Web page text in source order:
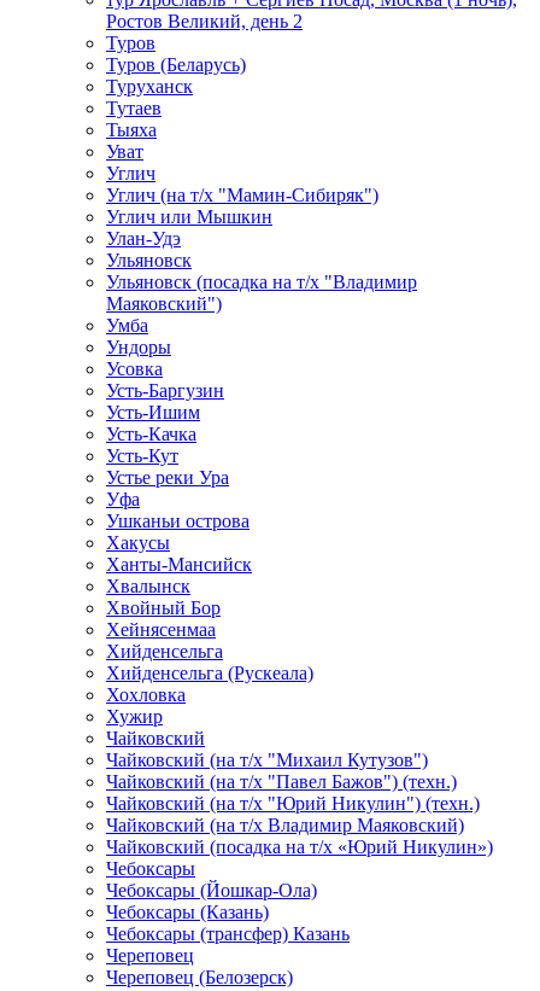
Ростов Великий, день 2
Туров
Туров (Беларусь)
Туруханск
Тутаев
Тыяха
Уват
Углич
Углич (на т/х "Мамин-Сибиряк")
Углич или Мышкин
Улан-Удэ
Ульяновск
Ульяновск (посадка на т/х "Владимир
Маяковский")
Умба
Ундоры
Усовка
Усть-Баргузин
Усть-Ишим
Усть-Качка
Усть-Кут
Устье реки Ура
Уфа
Ушканьи острова
Хакусы
Ханты-Мансийск
Хвалынск
Хвойный Бор
Хейнясенмаа
Хийденсельга
Хийденсельга (Рускеала)
Хохловка
Хужир
Чайковский
Чайковский (на т/х "Михаил Кутузов")
Чайковский (на т/х "Павел Бажов") (техн.)
Чайковский (на т/х "Юрий Никулин") (техн.)
Чайковский (на т/х Владимир Маяковский)
Чайковский (посадка на т/х «Юрий Никулин»)
Чебоксары
Чебоксары (Йошкар-Ола)
Чебоксары (Казань)
Чебоксары (трансфер) Казань
Череповец
Череповец (Белозерск)